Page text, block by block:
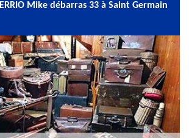
Mike débarras 33 à Saint Germain